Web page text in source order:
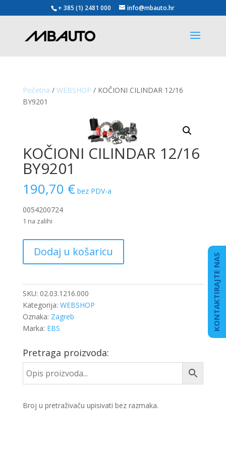
+ 385 (1) 2481 000 info@mbauto.hr
Početna / WEBSHOP / KOČIONI CILINDAR 12/16
BY9201
KOČIONI CILINDAR 12/16
BY9201
190,70 € bez PDV-a
0054200724
1 na zalihi
CILINDAR
12/16
količina
Dodaj u košaricu
SKU: 02.03.1216.000
Kategorija: WEBSHOP
Oznaka: Zagreb
Marka: EBS
Pretraga proizvoda:
Broj u pretraživaču upisivati bez razmaka.
KONTAKTIRAJTE NAS